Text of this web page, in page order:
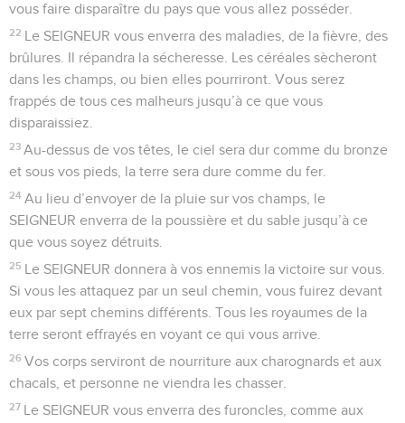
vous faire disparaître du pays que vous allez posséder.
22 Le SEIGNEUR vous enverra des maladies, de la fièvre, des
brûlures. Il répandra la sécheresse. Les céréales sècheront
dans les champs, ou bien elles pourriront. Vous serez
frappés de tous ces malheurs jusqu’à ce que vous
disparaissiez.
23 Au-dessus de vos têtes, le ciel sera dur comme du bronze
et sous vos pieds, la terre sera dure comme du fer.
24 Au lieu d’envoyer de la pluie sur vos champs, le
SEIGNEUR enverra de la poussière et du sable jusqu’à ce
que vous soyez détruits.
25 Le SEIGNEUR donnera à vos ennemis la victoire sur vous.
Si vous les attaquez par un seul chemin, vous fuirez devant
eux par sept chemins différents. Tous les royaumes de la
terre seront effrayés en voyant ce qui vous arrive.
26 Vos corps serviront de nourriture aux charognards et aux
chacals, et personne ne viendra les chasser.
27 Le SEIGNEUR vous enverra des furoncles, comme aux